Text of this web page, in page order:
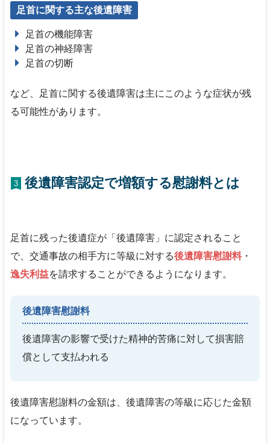
足首に関する主な後遺障害
足首の機能障害
足首の神経障害
足首の切断
など、足首に関する後遺障害は主にこのような症状が残
る可能性があります。
3 後遺障害認定で増額する慰謝料とは
足首に残った後遺症が「後遺障害」に認定されること
で、交通事故の相手方に等級に対する後遺障害慰謝料・
逸失利益を請求することができるようになります。
後遺障害慰謝料
後遺障害の影響で受けた精神的苦痛に対して損害賠
償として支払われる
後遺障害慰謝料の金額は、後遺障害の等級に応じた金額
になっています。